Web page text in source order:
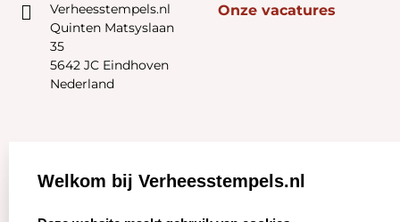
Verheesstempels.nl
Quinten Matsyslaan
35
5642 JC Eindhoven
Nederland
Onze vacatures
Zakelijk: Klantenservice:
Welkom bij Verheesstempels.nl